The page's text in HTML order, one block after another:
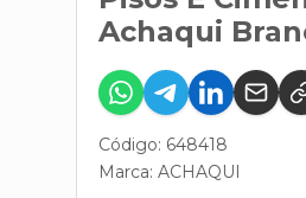
Achaqui
Código: 648418
Marca: ACHAQUI